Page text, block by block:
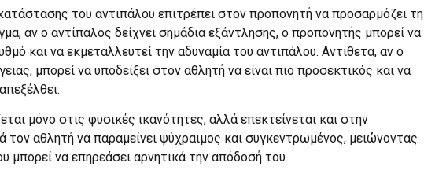
του αντιπάλου επιτρέπει στον προπονητή να προσαρμόζει τη
αν ο αντίπαλος δείχνει σημάδια εξάντλησης, ο προπονητής μπορεί να
και να εκμεταλλευτεί την αδυναμία του αντιπάλου. Αντίθετα, αν ο
μπορεί να υποδείξει στον αθλητή να είναι πιο προσεκτικός και να
μόνο στις φυσικές ικανότητες, αλλά επεκτείνεται και στην
αθλητή να παραμείνει ψύχραιμος και συγκεντρωμένος, μειώνοντας
μπορεί να επηρεάσει αρνητικά την απόδοσή του.